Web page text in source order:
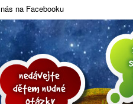
na Facebooku